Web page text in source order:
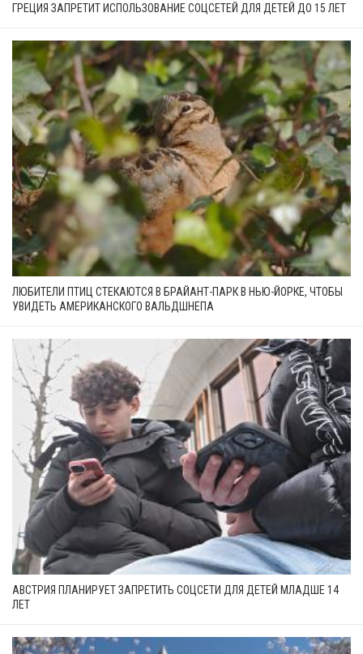
ГРЕЦИЯ ЗАПРЕТИТ ИСПОЛЬЗОВАНИЕ СОЦСЕТЕЙ ДЛЯ ДЕТЕЙ ДО 15 ЛЕТ
ЛЮБИТЕЛИ ПТИЦ СТЕКАЮТСЯ В БРАЙАНТ-ПАРК В НЬЮ-ЙОРКЕ, ЧТОБЫ
УВИДЕТЬ АМЕРИКАНСКОГО ВАЛЬДШНЕПА
АВСТРИЯ ПЛАНИРУЕТ ЗАПРЕТИТЬ СОЦСЕТИ ДЛЯ ДЕТЕЙ МЛАДШЕ 14
ЛЕТ